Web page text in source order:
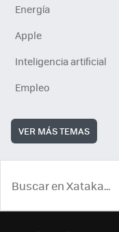
Energía
Apple
Inteligencia artificial
Empleo
VER MÁS TEMAS